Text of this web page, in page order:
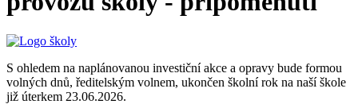
S ohledem na naplánovanou investiční akce a opravy bude formou
volných dnů, ředitelským volnem, ukončen školní rok na naší škole
již úterkem 23.06.2026.